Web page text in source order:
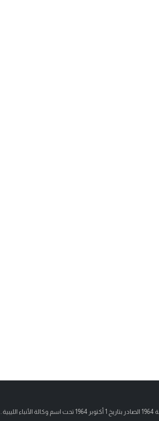
1 أكتوبر 1964 تحت اسم وكالة الأنباء الليبية .